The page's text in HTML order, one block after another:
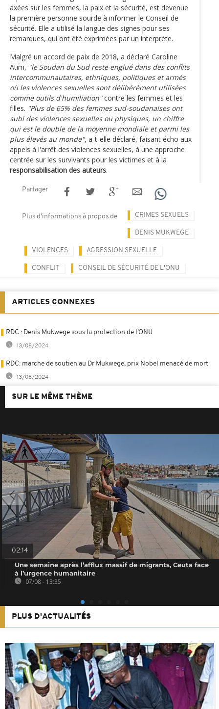
axées sur les femmes, la paix et la sécurité, est devenue
la première personne sourde à informer le Conseil de
sécurité. Elle a utilisé la langue des signes pour ses
remarques, qui ont été exprimées par un interprète.
Malgré un accord de paix de 2018, a déclaré Caroline
Atim, "le Soudan du Sud reste englué dans des conflits
intercommunautaires, ethniques, politiques et armés
où les violences sexuelles sont délibérément utilisées
comme outils d'humiliation"contre les femmes et les
filles. "Plus de 65% des femmes sud-soudanaises ont
subi des violences sexuelles ou physiques, un chiffre
qui est le double de la moyenne mondiale et parmi les
plus élevés au monde", a-t-elle déclaré, faisant écho aux
appels à l'arrêt des violences sexuelles, à une approche
centrée sur les survivants pour les victimes et à la
responsabilisation des auteurs.
Partager
Plus d'informations à propos de CRIMES SEXUELS
DENIS MUKWEGE
VIOLENCES AGRESSION SEXUELLE
CONFLIT CONSEIL DE SÉCURITÉ DE L'ONU
ARTICLES CONNEXES
RDC : Denis Mukwege sous la protection de l’ONU
13/08/2024
RDC: marche de soutien au Dr Mukwege, prix Nobel menacé de mort
13/08/2024
SUR LE MÊME THÈME
02:14
Une semaine après l’afflux massif de migrants, Ceuta face
à l’urgence humanitaire
07/08 - 13:35
PLUS D'ACTUALITÉS